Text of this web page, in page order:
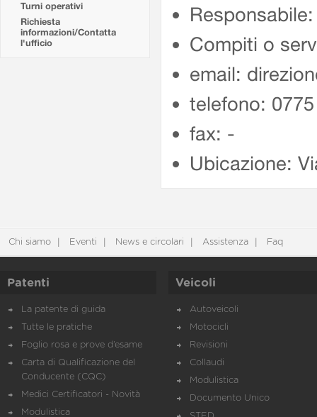
Turni operativi
Richiesta
informazioni/Contatta
l'ufficio
Compiti o
email:
telefono:
fax: -
Ubicazione:
Chi siamo Eventi News e circolari Assistenza Faq
Patenti
La patente di guida
Tutte le pratiche
Foglio rosa e prove d’esame
Carta di Qualificazione del
Conducente (CQC)
Medici Certificatori - Novità
Modulistica
Veicoli
Autoveicoli
Motocicli
Revisioni
Collaudi
Modulistica
Documento Unico